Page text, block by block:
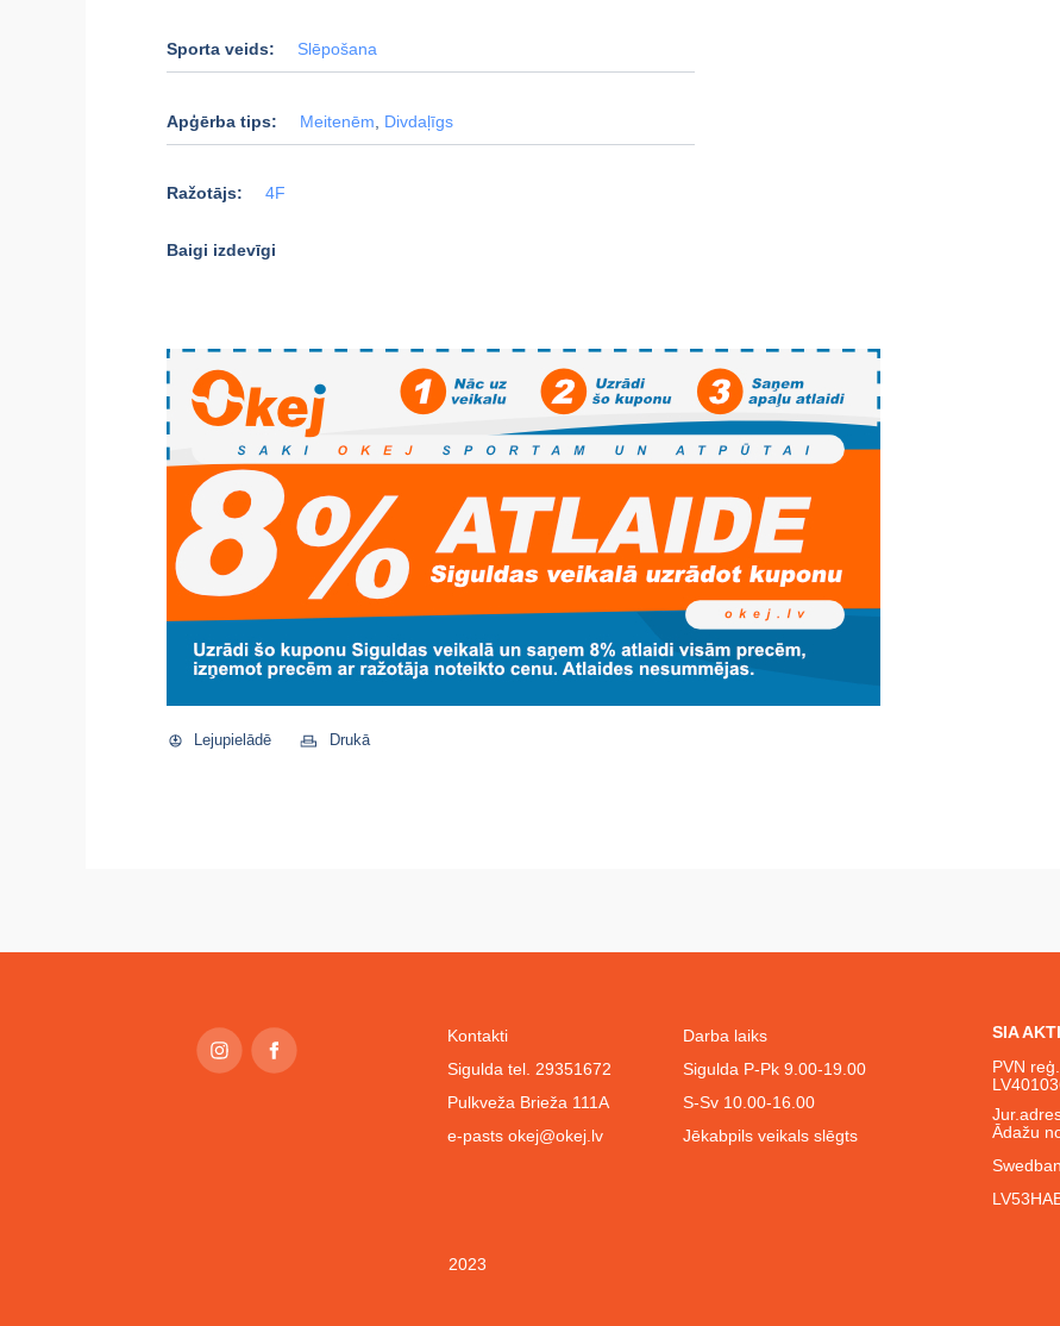
Sporta veids: Slēpošana
Apģērba tips: Meitenēm Divdaļīgs
Ražotājs: 4F
Baigi izdevīgi
Lejupielādē Drukā
Kontakti
Sigulda tel. 29351672
Pulkveža Brieža 111A
e-pasts okej@okej.lv
Darba laiks
Sigulda P-Pk 9.00-19.00
S-Sv 10.00-16.00
Jēkabpils veikals slēgts
SIA
PVN
Ādažu
2023